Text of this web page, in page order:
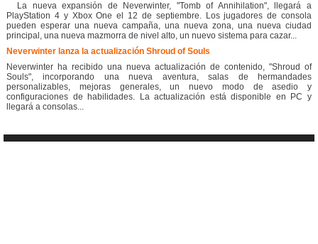
La nueva expansión de Neverwinter, "Tomb of Annihilation", llegará a
PlayStation 4 y Xbox One el 12 de septiembre. Los jugadores de consola
pueden esperar una nueva campaña, una nueva zona, una nueva ciudad
principal, una nueva mazmorra de nivel alto, un nuevo sistema para cazar...
Neverwinter lanza la actualización Shroud of Souls
Neverwinter ha recibido una nueva actualización de contenido, "Shroud of
Souls", incorporando una nueva aventura, salas de hermandades
personalizables, mejoras generales, un nuevo modo de asedio y
configuraciones de habilidades. La actualización está disponible en PC y
llegará a consolas...